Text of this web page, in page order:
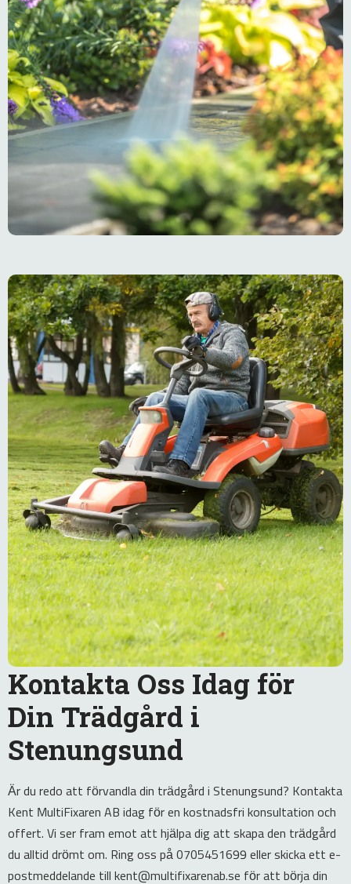
Kontakta Oss Idag för
Din Trädgård i
Stenungsund
Är du redo att förvandla din trädgård i Stenungsund? Kontakta
Kent MultiFixaren AB idag för en kostnadsfri konsultation och
offert. Vi ser fram emot att hjälpa dig att skapa den trädgård
du alltid drömt om. Ring oss på 0705451699 eller skicka ett e-
postmeddelande till kent@multifixarenab.se för att börja din